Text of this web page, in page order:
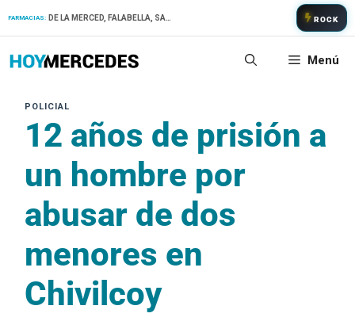
FARMACIAS: ROCK
Menú
12 años de prisión a
un hombre por
abusar de dos
menores en
Chivilcoy